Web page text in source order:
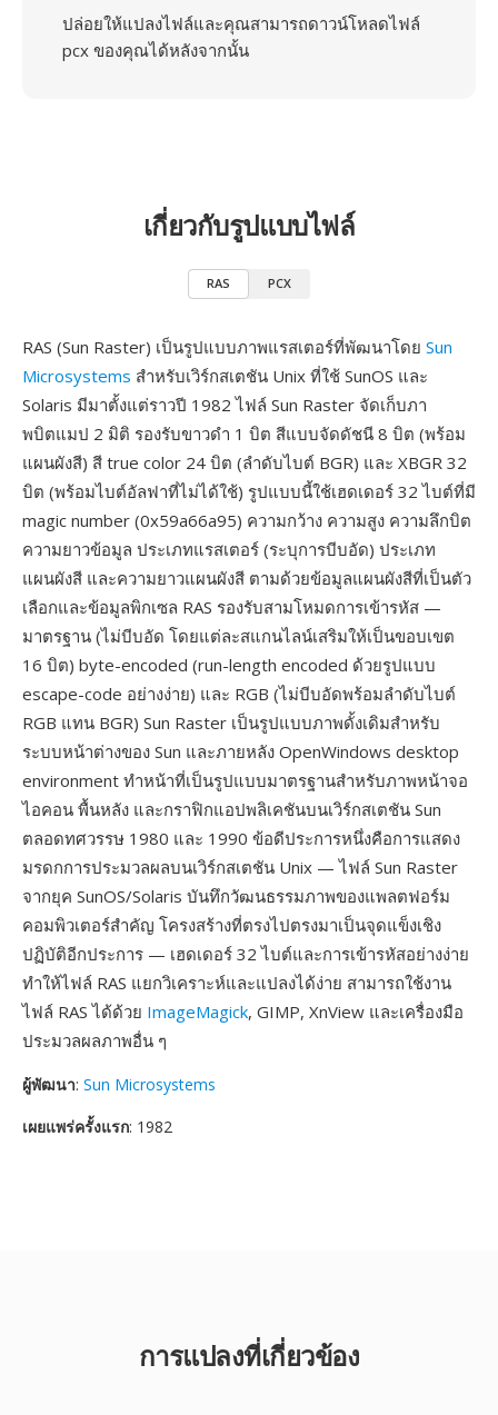
ปล่อยให้แปลงไฟล์และคุณสามารถดาวน์โหลดไฟล์
pcx ของคุณได้หลังจากนั้น
เกี่ยวกับรูปแบบไฟล์
RAS PCX
RAS (Sun Raster) เป็นรูปแบบภาพแรสเตอร์ที่พัฒนาโดย Sun
Microsystems สำหรับเวิร์กสเตชัน Unix ที่ใช้ SunOS และ
Solaris มีมาตั้งแต่ราวปี 1982 ไฟล์ Sun Raster จัดเก็บภา
พบิตแมป 2 มิติ รองรับขาวดำ 1 บิต สีแบบจัดดัชนี 8 บิต (พร้อม
แผนผังสี) สี true color 24 บิต (ลำดับไบต์ BGR) และ XBGR 32
บิต (พร้อมไบต์อัลฟาที่ไม่ได้ใช้) รูปแบบนี้ใช้เฮดเดอร์ 32 ไบต์ที่มี
magic number (0x59a66a95) ความกว้าง ความสูง ความลึกบิต
ความยาวข้อมูล ประเภทแรสเตอร์ (ระบุการบีบอัด) ประเภท
แผนผังสี และความยาวแผนผังสี ตามด้วยข้อมูลแผนผังสีที่เป็นตัว
เลือกและข้อมูลพิกเซล RAS รองรับสามโหมดการเข้ารหัส —
มาตรฐาน (ไม่บีบอัด โดยแต่ละสแกนไลน์เสริมให้เป็นขอบเขต
16 บิต) byte-encoded (run-length encoded ด้วยรูปแบบ
escape-code อย่างง่าย) และ RGB (ไม่บีบอัดพร้อมลำดับไบต์
RGB แทน BGR) Sun Raster เป็นรูปแบบภาพดั้งเดิมสำหรับ
ระบบหน้าต่างของ Sun และภายหลัง OpenWindows desktop
environment ทำหน้าที่เป็นรูปแบบมาตรฐานสำหรับภาพหน้าจอ
ไอคอน พื้นหลัง และกราฟิกแอปพลิเคชันบนเวิร์กสเตชัน Sun
ตลอดทศวรรษ 1980 และ 1990 ข้อดีประการหนึ่งคือการแสดง
มรดกการประมวลผลบนเวิร์กสเตชัน Unix — ไฟล์ Sun Raster
จากยุค SunOS/Solaris บันทึกวัฒนธรรมภาพของแพลตฟอร์ม
คอมพิวเตอร์สำคัญ โครงสร้างที่ตรงไปตรงมาเป็นจุดแข็งเชิง
ปฏิบัติอีกประการ — เฮดเดอร์ 32 ไบต์และการเข้ารหัสอย่างง่าย
ทำให้ไฟล์ RAS แยกวิเคราะห์และแปลงได้ง่าย สามารถใช้งาน
ไฟล์ RAS ได้ด้วย ImageMagick, GIMP, XnView และเครื่องมือ
ประมวลผลภาพอื่น ๆ
ผู้พัฒนา: Sun Microsystems
เผยแพร่ครั้งแรก: 1982
การแปลงที่เกี่ยวข้อง